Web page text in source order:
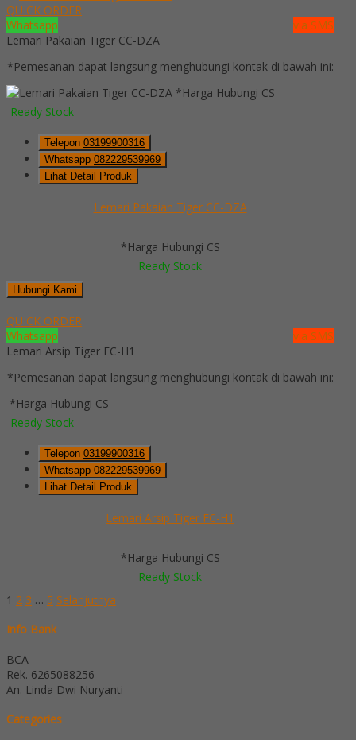
QUICK ORDER
Whatsapp
via SMS
Lemari Pakaian Tiger CC-DZA
*Pemesanan dapat langsung menghubungi kontak di bawah ini:
*Harga Hubungi CS
Ready Stock
Telepon 03199900316
Whatsapp 082229539969
Lihat Detail Produk
Lemari Pakaian Tiger CC-DZA
*Harga Hubungi CS
Ready Stock
Hubungi Kami
QUICK ORDER
Whatsapp
via SMS
Lemari Arsip Tiger FC-H1
*Pemesanan dapat langsung menghubungi kontak di bawah ini:
*Harga Hubungi CS
Ready Stock
Telepon 03199900316
Whatsapp 082229539969
Lihat Detail Produk
Lemari Arsip Tiger FC-H1
*Harga Hubungi CS
Ready Stock
1 2 3 … 5 Selanjutnya
Info Bank
BCA
Rek. 6265088256
An. Linda Dwi Nuryanti
Categories